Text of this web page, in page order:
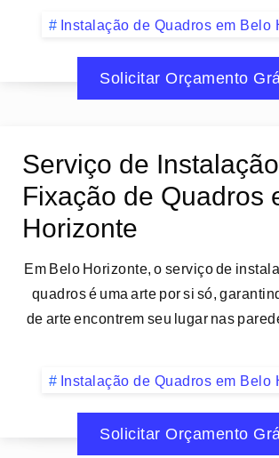
Instalação de Quadros em Belo
Solicitar Orçamento
Serviço de
Fixação de Quadros
Horizonte
Em Belo Horizonte, o serviço de
quadros é uma arte por si só,
de arte encontrem seu lugar nas
Instalação de Quadros em Belo
Solicitar Orçamento